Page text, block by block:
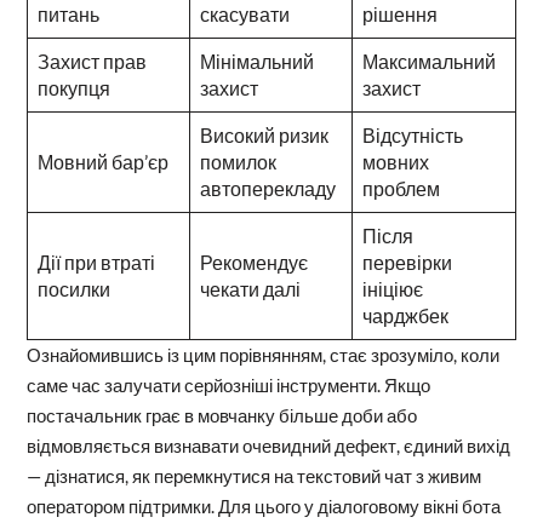
питань
скасувати
рішення
Захист прав
покупця
Мінімальний
захист
Максимальний
захист
Мовний бар’єр
Високий ризик
помилок
автоперекладу
Відсутність
мовних
проблем
Дії при втраті
посилки
Рекомендує
чекати далі
Після
перевірки
ініціює
чарджбек
Ознайомившись із цим порівнянням, стає зрозуміло, коли
саме час залучати серйозніші інструменти. Якщо
постачальник грає в мовчанку більше доби або
відмовляється визнавати очевидний дефект, єдиний вихід
— дізнатися, як перемкнутися на текстовий чат з живим
оператором підтримки. Для цього у діалоговому вікні бота